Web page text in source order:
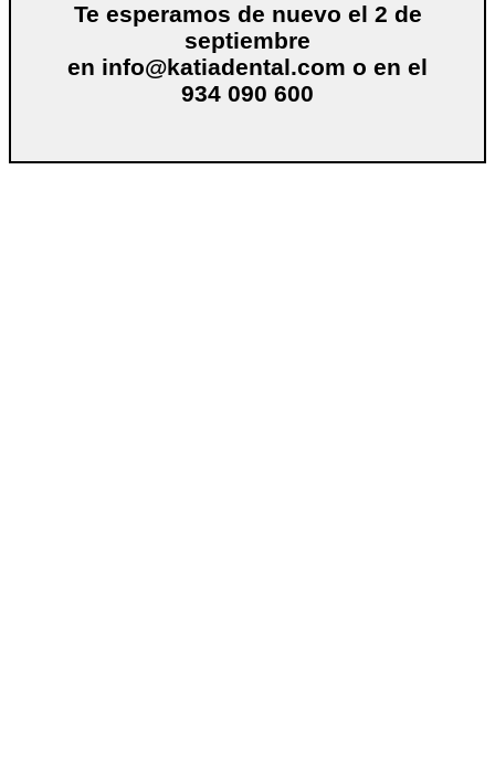
Te esperamos de nuevo el 2 de
septiembre
en info@katiadental.com o en el
934 090 600